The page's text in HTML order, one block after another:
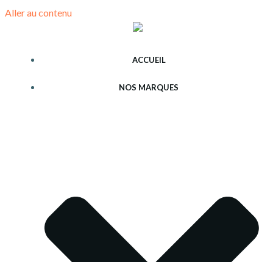
Aller au contenu
ACCUEIL
NOS MARQUES